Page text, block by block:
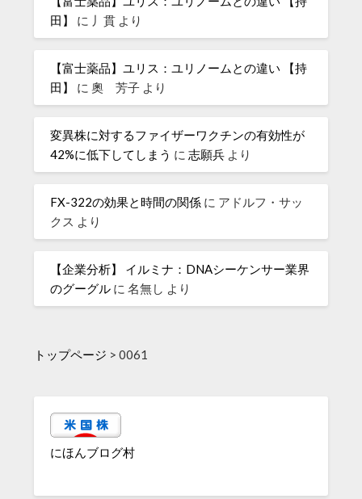
田】
に 丿貫 より
【富士薬品】ユリス：ユリノームとの違い 【持
田】
に奧 芳子 より
変異株に対するファイザーワクチンの有効性が
42%に低下してしまう に志願兵 より
FX-322の効果と時間の関係 に アドルフ・サッ
クス より
【企業分析】 イルミナ：DNAシーケンサー業界
のグーグル に名無し より
トップページ >0061
にほんブログ村